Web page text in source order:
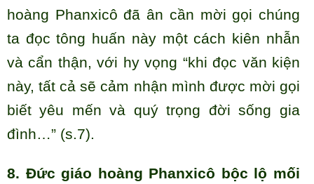
hoàng Phanxicô đã ân cần mời gọi chúng
ta đọc tông huấn này một cách kiên nhẫn
và cẩn thận, với hy vọng “khi đọc văn kiện
này, tất cả sẽ cảm nhận mình được mời gọi
biết yêu mến và quý trọng đời sống gia
đình…” (s.7).
8. Đức giáo hoàng Phanxicô bộc lộ mối